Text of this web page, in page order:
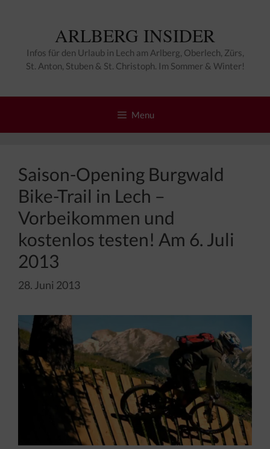
ARLBERG INSIDER
Infos für den Urlaub in Lech am Arlberg, Oberlech, Zürs,
St. Anton, Stuben & St. Christoph. Im Sommer & Winter!
Menu
Saison-Opening Burgwald
Bike-Trail in Lech –
Vorbeikommen und
kostenlos testen! Am 6. Juli
2013
28. Juni 2013